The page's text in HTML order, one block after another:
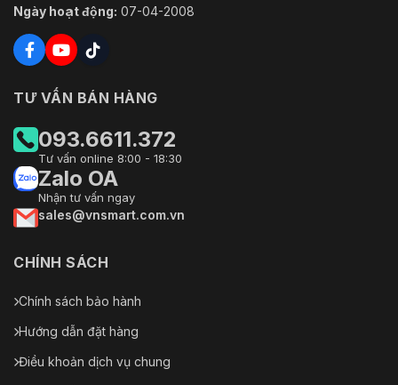
Ngày hoạt động: 07-04-2008
TƯ VẤN BÁN HÀNG
093.6611.372
Tư vấn online 8:00 - 18:30
Zalo OA
Nhận tư vấn ngay
sales@vnsmart.com.vn
CHÍNH SÁCH
Chính sách bảo hành
Hướng dẫn đặt hàng
Điều khoản dịch vụ chung